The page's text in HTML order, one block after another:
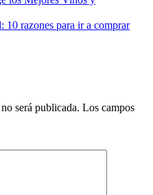
10 razones para ir a comprar
será publicada. Los campos